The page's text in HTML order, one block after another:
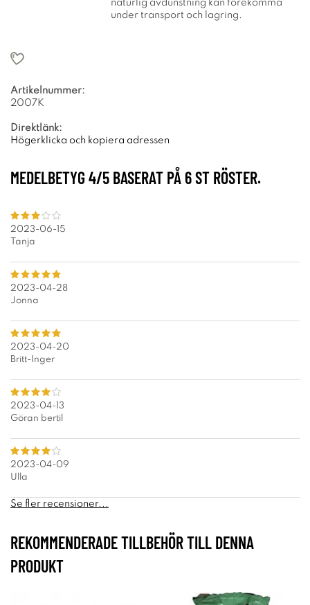
naturlig avdunstning kan förekomma
under transport och lagring.
Artikelnummer:
2007K
Direktlänk:
Högerklicka och kopiera adressen
MEDELBETYG 4/5 BASERAT PÅ 6ST RÖSTER.
2023-06-15
Tanja
2023-04-28
Jonna
2023-04-20
Britt-Inger
2023-04-13
Göran bertil
2023-04-09
Ulla
Se fler recensioner...
REKOMMENDERADE TILLBEHÖR TILL DENNA
PRODUKT